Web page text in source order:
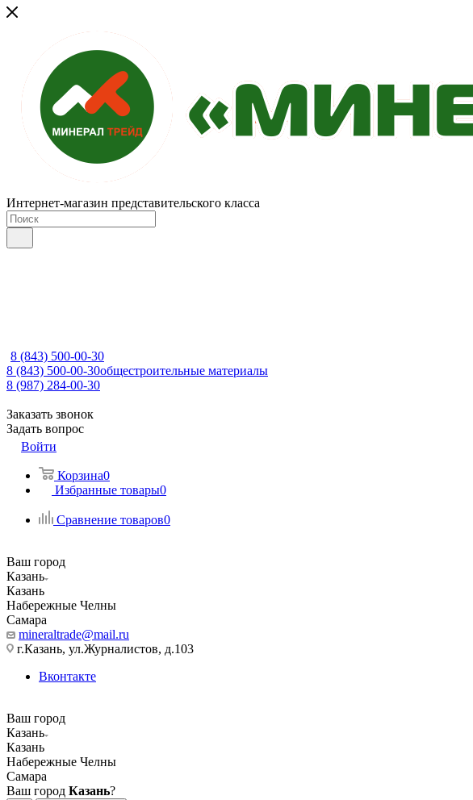
Интернет-магазин представительского класса
8 (843) 500-00-30
8 (843) 500-00-30общестроительные материалы
8 (987) 284-00-30
Заказать звонок
Задать вопрос
Войти
Корзина0
Избранные товары0
Сравнение товаров0
Ваш город
Казань
Казань
Набережные Челны
Самара
mineraltrade@mail.ru
г.Казань, ул.Журналистов, д.103
Вконтакте
Ваш город
Казань
Казань
Набережные Челны
Самара
Ваш город Казань?